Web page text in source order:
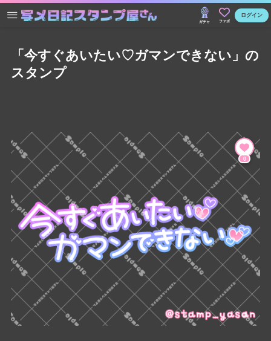
ガチャ ファボ
ログイン
「今すぐあいたい♡ガマンできない」の
スタンプ
0